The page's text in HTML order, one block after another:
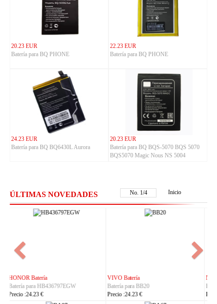
20.23 EUR
Batería para BQ PHONE
22.23 EUR
Batería para BQ PHONE
24.23 EUR
Batería para BQ BQ6430L Aurora
20.23 EUR
Batería para BQ BQS-5070 BQS 5070
BQS5070 Magic Nous NS 5004
ÚLTIMAS NOVEDADES No. 1/4 Inicio
NOKIA Batería
Batería para BL-25AA
Precio :23.23 €
ASUS Batería
Batería para C21P2401
Precio :37.23 €